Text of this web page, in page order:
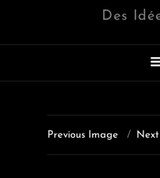
Des
Previous Image